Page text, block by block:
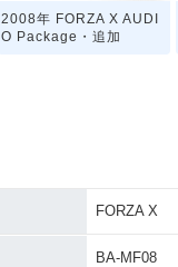
2008年 FORZA X AUDI
O Package・追加
FORZA X
BA-MF08